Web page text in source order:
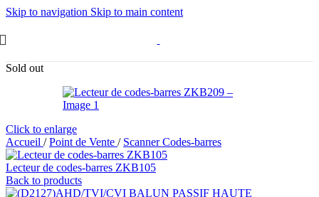
Skip to navigation Skip to main content
Sold out
Click to enlarge
Accueil / Point de Vente / Scanner Codes-barres
Lecteur de codes-barres ZKB105
Back to products